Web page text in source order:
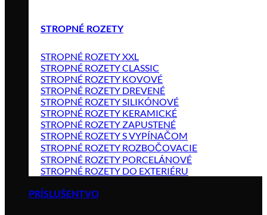
STROPNÉ ROZETY
STROPNÉ ROZETY XXL
STROPNÉ ROZETY CLASSIC
STROPNÉ ROZETY KOVOVÉ
STROPNÉ ROZETY DREVENÉ
STROPNÉ ROZETY SILIKÓNOVÉ
STROPNÉ ROZETY KERAMICKÉ
STROPNÉ ROZETY ZAPUSTENÉ
STROPNÉ ROZETY S VYPÍNAČOM
STROPNÉ ROZETY ROZBOČOVACIE
STROPNÉ ROZETY PORCELÁNOVÉ
STROPNÉ ROZETY DO EXTERIÉRU
PRÍSLUŠENTVO